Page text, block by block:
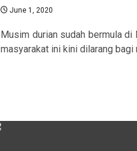
June 1, 2020
Musim durian sudah bermula
masyarakat ini kini dilarang bagi